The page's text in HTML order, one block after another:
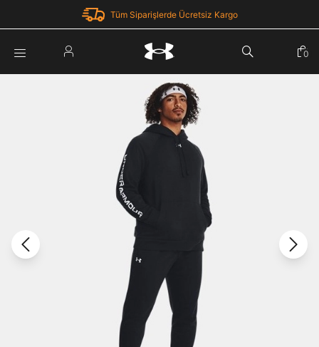
Tüm Siparişlerde Ücretsiz Kargo
Under Armour'da yeni misiniz?
Üye Olmadan Devam Et
0
Parola Yenileme
Giriş Sayfasına Dön
Zaten hesabın var mı? Giriş yap